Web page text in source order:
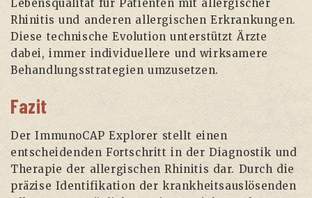
Lebensqualität für Patienten mit allergischer
Rhinitis und anderen allergischen Erkrankungen.
Diese technische Evolution unterstützt Ärzte
dabei, immer individuellere und wirksamere
Behandlungsstrategien umzusetzen.
Fazit
Der ImmunoCAP Explorer stellt einen
entscheidenden Fortschritt in der Diagnostik und
Therapie der allergischen Rhinitis dar. Durch die
präzise Identifikation der krankheitsauslösenden